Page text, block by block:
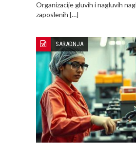
Organizacije gluvih i nagluvih
zaposlenih […]
SARADNJA